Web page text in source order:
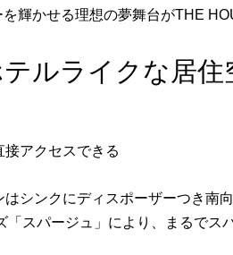
輝かせる理想の夢舞台がTHE
ルライクな居住
アクセスできる
シンクにディスポーザーつき南
スパージュ」により、まるでス